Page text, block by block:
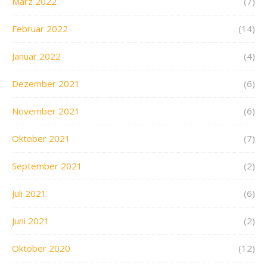
Februar 2022 (14)
Januar 2022 (4)
Dezember 2021 (6)
November 2021 (6)
Oktober 2021 (7)
September 2021 (2)
Juli 2021 (6)
Juni 2021 (2)
Oktober 2020 (12)